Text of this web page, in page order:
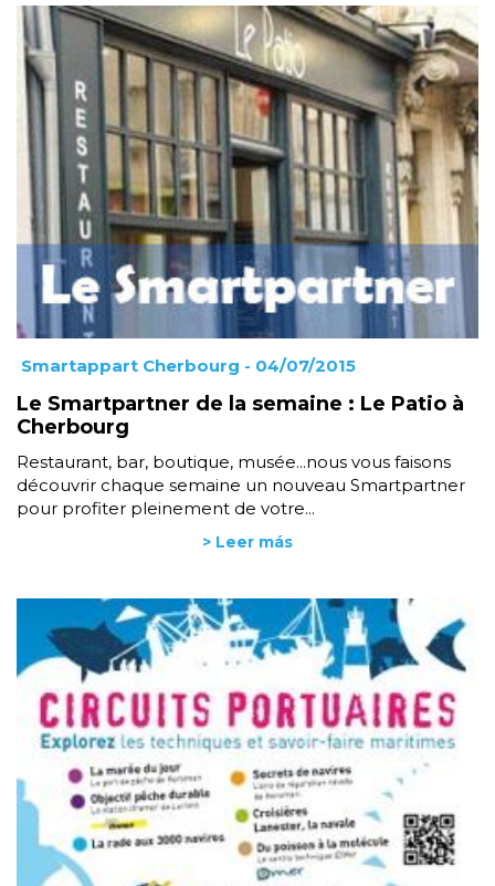
Smartappart Cherbourg - 04/07/2015
Le Smartpartner de la semaine : Le Patio à
Cherbourg
Restaurant, bar, boutique, musée...nous vous faisons
découvrir chaque semaine un nouveau Smartpartner
pour profiter pleinement de votre...
> Leer más